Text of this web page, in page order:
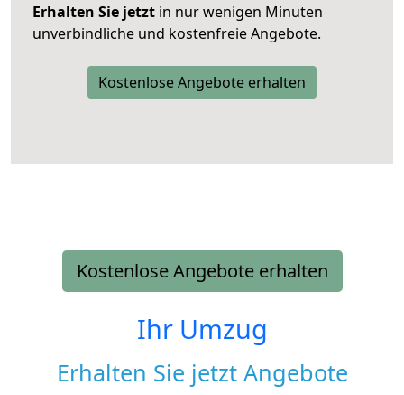
Erhalten Sie jetzt in nur wenigen Minuten
unverbindliche und kostenfreie Angebote.
Kostenlose Angebote erhalten
Kostenlose Angebote erhalten
Ihr Umzug
Erhalten Sie jetzt Angebote